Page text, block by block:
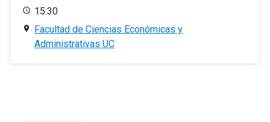
15:30
Facultad de Ciencias Económicas y
Administrativas UC